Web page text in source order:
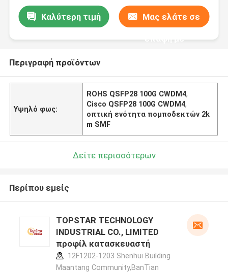
Καλύτερη τιμή Μας ελάτε σε
επαφή με
Περιγραφή προϊόντων
Υψηλό φως:
ROHS QSFP28 100G CWDM4,
Cisco QSFP28 100G CWDM4,
οπτική ενότητα πομποδεκτών 2k
m SMF
Δείτε περισσότερων
Περίπου εμείς
TOPSTAR TECHNOLOGY
INDUSTRIAL CO., LIMITED
προφίλ κατασκευαστή
12F1202-1203 Shenhui Building
Maantang Community,BanTian